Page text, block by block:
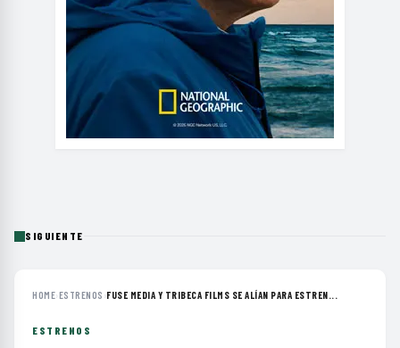
SIGUIENTE
HOME›ESTRENOS ›FUSE MEDIA Y TRIBECA FILMS SE ALÍAN PARA ESTREN...
ESTRENOS